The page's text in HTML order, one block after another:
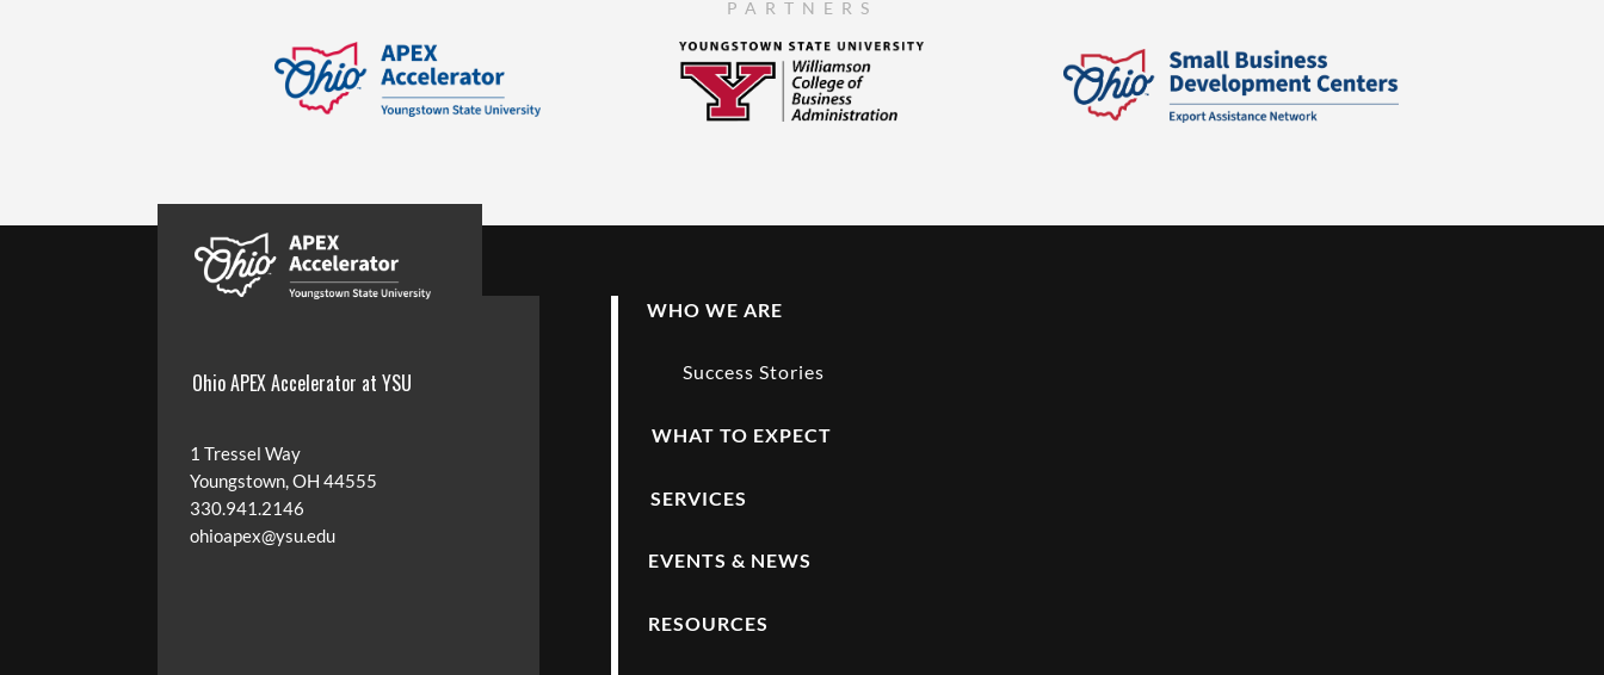
PARTNERS
Ohio APEX Accelerator at YSU
1 Tressel Way
Youngstown, OH 44555
330.941.2146
ohioapex@ysu.edu
WHO WE ARE
Success Stories
WHAT TO EXPECT
SERVICES
EVENTS & NEWS
RESOURCES